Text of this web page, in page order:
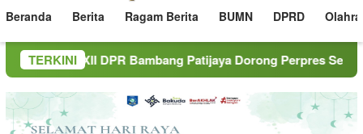
Mobile
Beranda Berita Ragam Berita BUMN DPRD
TERKINI
Bambang Patijaya Dorong Perpres Segera Terbit